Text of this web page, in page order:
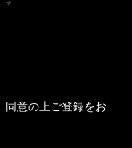
同意の上ご登録をお